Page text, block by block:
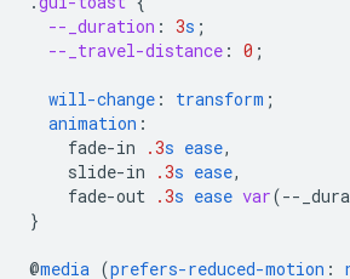
--_duration : 3s ;
--_travel-distance : 0 ;
will-change : transform ;
animation :
fade-in
.3s ease,
slide-in
.3s ease,
fade-out .3s ease var(--
}
@media (prefers-reduced-motion :